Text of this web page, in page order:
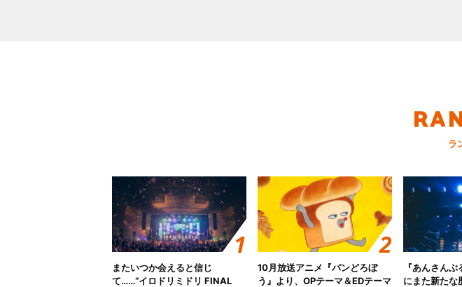
ラ
またいつか会えると信じ
て……“イロドリミドリ FINAL
10月放送アニメ『パンどろぼ
う』より、OPテーマ＆EDテーマ
『あんさんぶ
にまた新たな